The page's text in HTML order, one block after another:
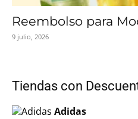
Reembolso para
9 julio, 2026
Tiendas con
Adidas